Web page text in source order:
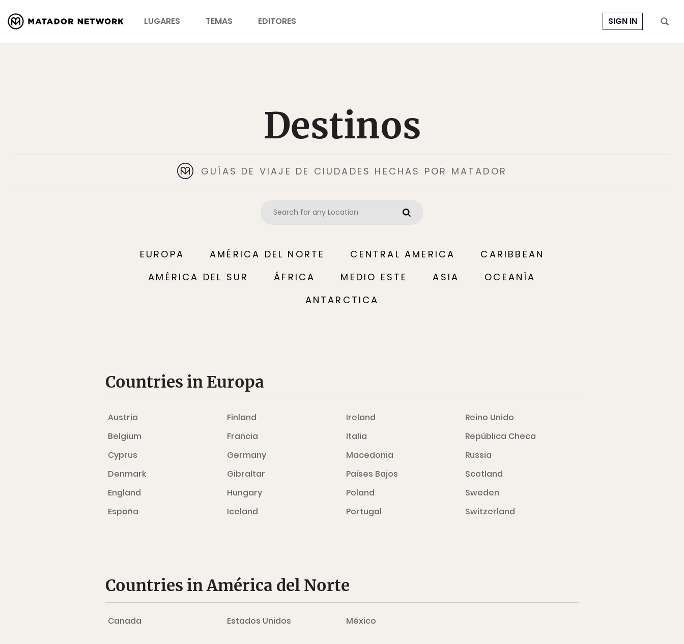
LUGARES TEMAS EDITORES SIGN IN
Destinos
GUÍAS DE VIAJE DE CIUDADES HECHAS POR MATADOR
EUROPA AMÉRICA DEL NORTE CENTRAL AMERICA
CARIBBEAN
AMÉRICA DEL SUR
ÁFRICA MEDIO ESTE ASIA
OCEANÍA
ANTARCTICA
Countries in Europa
Austria
Belgium
Cyprus
Denmark
England
España
Finland
Francia
Germany
Gibraltar
Hungary
Iceland
Ireland
Italia
Macedonia
Países Bajos
Poland
Portugal
Reino Unido
República Checa
Russia
Scotland
Sweden
Switzerland
Countries in América del Norte
Canada Estados Unidos México